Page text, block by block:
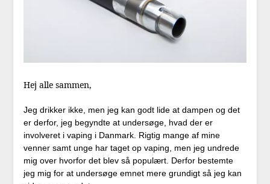
Hej alle sammen,
Jeg drikker ikke, men jeg kan godt lide at dampen og det
er derfor, jeg begyndte at undersøge, hvad der er
involveret i vaping i Danmark. Rigtig mange af mine
venner samt unge har taget op vaping, men jeg undrede
mig over hvorfor det blev så populært. Derfor bestemte
jeg mig for at undersøge emnet mere grundigt så jeg kan